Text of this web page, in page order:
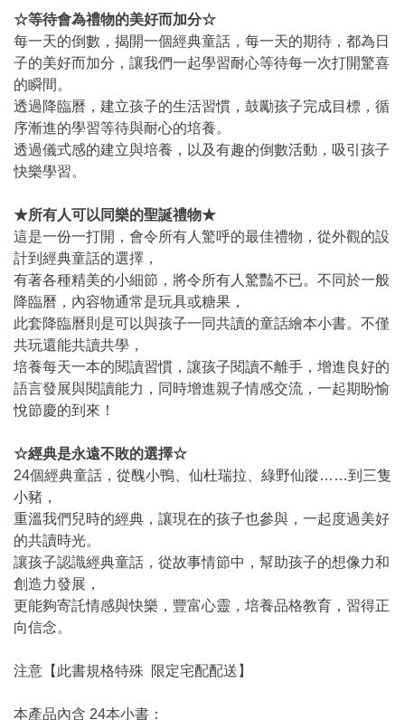
☆等待會為禮物的美好而加分☆
每一天的倒數，揭開一個經典童話，每一天的期待，都為日
子的美好而加分，讓我們一起學習耐心等待每一次打開驚喜
的瞬間。
透過降臨曆，建立孩子的生活習慣，鼓勵孩子完成目標，循
序漸進的學習等待與耐心的培養。
透過儀式感的建立與培養，以及有趣的倒數活動，吸引孩子
快樂學習。
★所有人可以同樂的聖誕禮物★
這是一份一打開，會令所有人驚呼的最佳禮物，從外觀的設
計到經典童話的選擇，
有著各種精美的小細節，將令所有人驚豔不已。不同於一般
降臨曆，內容物通常是玩具或糖果，
此套降臨曆則是可以與孩子一同共讀的童話繪本小書。不僅
共玩還能共讀共學，
培養每天一本的閱讀習慣，讓孩子閱讀不離手，增進良好的
語言發展與閱讀能力，同時增進親子情感交流，一起期盼愉
悅節慶的到來！
☆經典是永遠不敗的選擇☆
24個經典童話，從醜小鴨、仙杜瑞拉、綠野仙蹤……到三隻
小豬，
重溫我們兒時的經典，讓現在的孩子也參與，一起度過美好
的共讀時光。
讓孩子認識經典童話，從故事情節中，幫助孩子的想像力和
創造力發展，
更能夠寄託情感與快樂，豐富心靈，培養品格教育，習得正
向信念。
注意【此書規格特殊 限定宅配配送】
本產品內含 24本小書：